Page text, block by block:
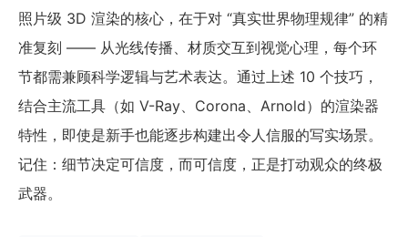
照片级 3D 渲染的核心，在于对 “真实世界物理规律” 的精
准复刻 —— 从光线传播、材质交互到视觉心理，每个环
节都需兼顾科学逻辑与艺术表达。通过上述 10 个技巧，
结合主流工具（如 V-Ray、Corona、Arnold）的渲染器
特性，即使是新手也能逐步构建出令人信服的写实场景。
记住：细节决定可信度，而可信度，正是打动观众的终极
武器。